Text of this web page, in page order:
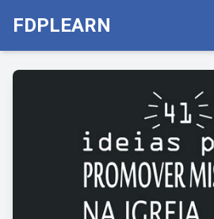
FDPLEARN